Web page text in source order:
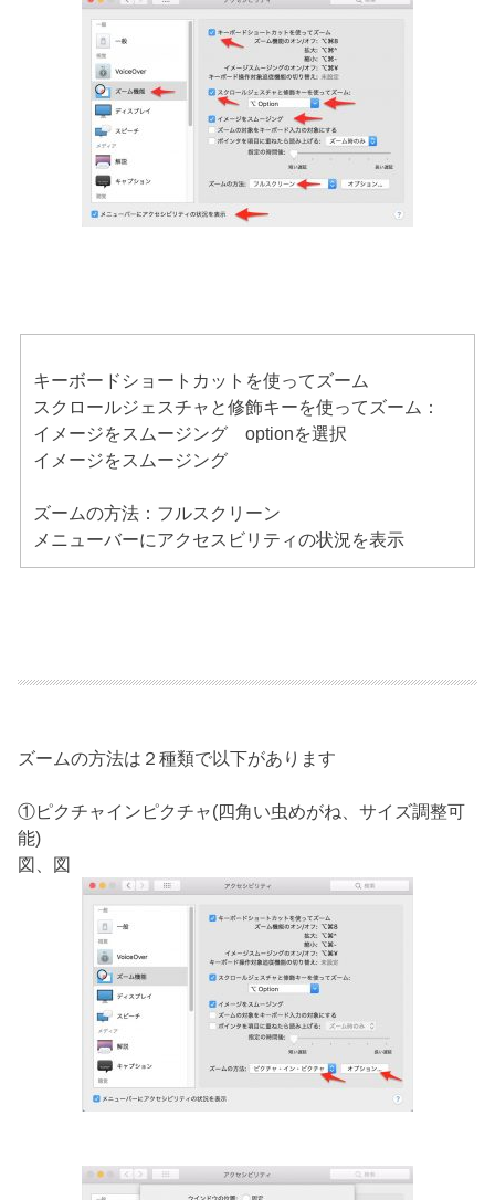
キーボードショートカットを使ってズーム
スクロールジェスチャと修飾キーを使ってズーム：
イメージをスムージング optionを選択
イメージをスムージング
ズームの方法：フルスクリーン
メニューバーにアクセスビリティの状況を表示
ズームの方法は２種類で以下があります
①ピクチャインピクチャ(四角い虫めがね、サイズ調整可
能)
図、図